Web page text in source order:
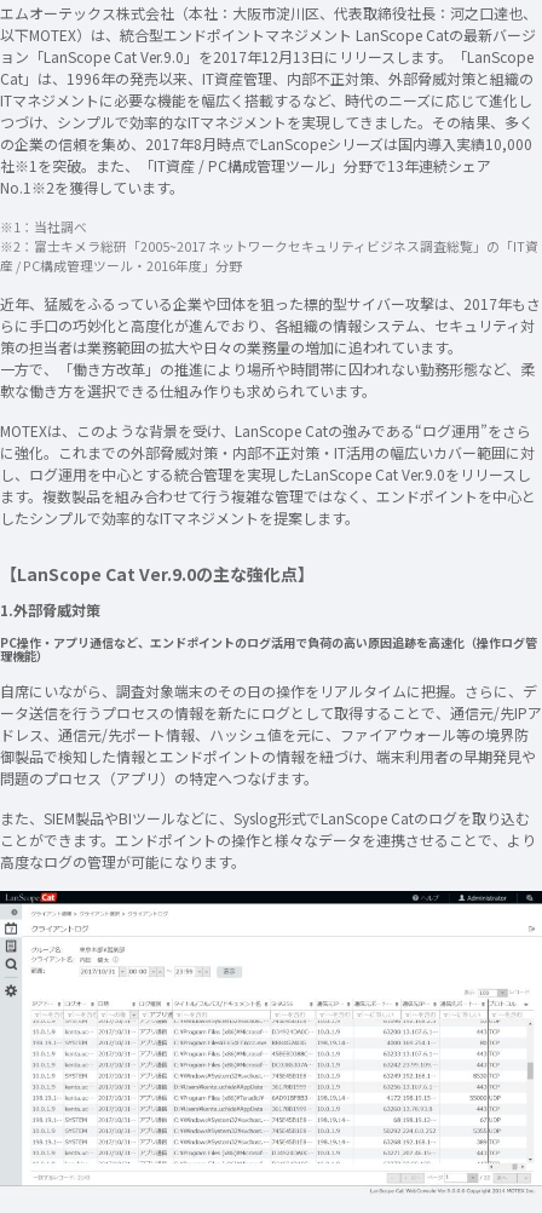
エムオーテックス株式会社（本社：大阪市淀川区、代表取締役社長：河之口達也、
以下MOTEX）は、統合型エンドポイントマネジメント LanScope Catの最新バージ
ョン「LanScope Cat Ver.9.0」を2017年12月13日にリリースします。「LanScope
Cat」は、1996年の発売以来、IT資産管理、内部不正対策、外部脅威対策と組織の
ITマネジメントに必要な機能を幅広く搭載するなど、時代のニーズに応じて進化し
つづけ、シンプルで効率的なITマネジメントを実現してきました。その結果、多く
の企業の信頼を集め、2017年8月時点でLanScopeシリーズは国内導入実績10,000
社※1を突破。また、「IT資産 / PC構成管理ツール」分野で13年連続シェア
No.1※2を獲得しています。
※1：当社調べ
※2：富士キメラ総研「2005~2017 ネットワークセキュリティビジネス調査総覧」の「IT資
産 / PC構成管理ツール・2016年度」分野
近年、猛威をふるっている企業や団体を狙った標的型サイバー攻撃は、2017年もさ
らに手口の巧妙化と高度化が進んでおり、各組織の情報システム、セキュリティ対
策の担当者は業務範囲の拡大や日々の業務量の増加に追われています。
一方で、「働き方改革」の推進により場所や時間帯に囚われない勤務形態など、柔
軟な働き方を選択できる仕組み作りも求められています。
MOTEXは、このような背景を受け、LanScope Catの強みである“ログ運用”をさら
に強化。これまでの外部脅威対策・内部不正対策・IT活用の幅広いカバー範囲に対
し、ログ運用を中心とする統合管理を実現したLanScope Cat Ver.9.0をリリースし
ます。複数製品を組み合わせて行う複雑な管理ではなく、エンドポイントを中心と
したシンプルで効率的なITマネジメントを提案します。
【LanScope Cat Ver.9.0の主な強化点】
1.外部脅威対策
PC操作・アプリ通信など、エンドポイントのログ活用で負荷の高い原因追跡を高速化（操作ログ管
理機能）
自席にいながら、調査対象端末のその日の操作をリアルタイムに把握。さらに、デ
ータ送信を行うプロセスの情報を新たにログとして取得することで、通信元/先IPア
ドレス、通信元/先ポート情報、ハッシュ値を元に、ファイアウォール等の境界防
御製品で検知した情報とエンドポイントの情報を紐づけ、端末利用者の早期発見や
問題のプロセス（アプリ）の特定へつなげます。
また、SIEM製品やBIツールなどに、Syslog形式でLanScope Catのログを取り込む
ことができます。エンドポイントの操作と様々なデータを連携させることで、より
高度なログの管理が可能になります。